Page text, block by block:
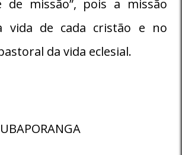
de missão”, pois a missão
vida de cada cristão e no
da vida eclesial.